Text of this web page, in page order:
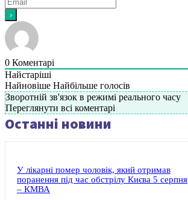
0 Коментарі
Найстаріші
Найновіше Найбільше голосів
Зворотній зв'язок в режимі реального часу
Переглянути всі коментарі
Останні новини
У лікарні помер чоловік, який отримав
поранення під час обстрілу Києва 5 серпня
– КМВА